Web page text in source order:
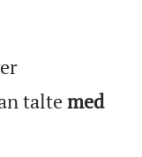
taltemed